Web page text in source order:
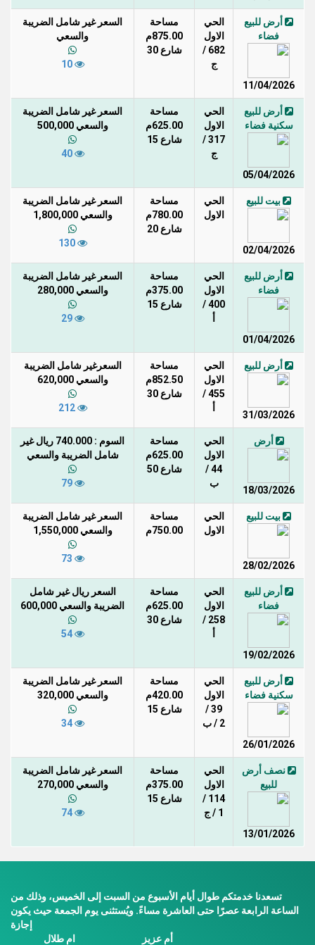
أرض للبيع
فضاء
11/04/2026
الحي
الاول
682 /
ج
مساحة
875.00م
شارع 30
السعر غير شامل الضريبة
والسعي
10
أرض للبيع
سكنية فضاء
05/04/2026
الحي
الاول
317 /
ج
مساحة
625.00م
شارع 15
السعر غير شامل الضريبة
والسعي 500,000
40
بيت للبيع
02/04/2026
الحي
الاول
مساحة
780.00م
شارع 20
السعر غير شامل الضريبة
والسعي 1,800,000
130
أرض للبيع
فضاء
01/04/2026
الحي
الاول
400 /
مساحة
375.00م
شارع 15
السعر غير شامل الضريبة
والسعي 280,000
29
أرض للبيع
31/03/2026
الحي
الاول
455 /
مساحة
852.50م
شارع 30
السعرغير شامل الضريبة
والسعي 620,000
212
أرض
18/03/2026
الحي
الاول
44 /
ب
مساحة
625.00م
شارع 50
السوم : 740.000 ريال غير
شامل الضريبة والسعي
79
بيت للبيع
28/02/2026
الحي
الاول
مساحة
750.00م
السعر غير شامل الضريبة
والسعي 1,550,000
أرض للبيع
فضاء
19/02/2026
الحي
الاول
258 /
مساحة
625.00م
شارع 30
السعر ريال غير شامل
الضريبة والسعي 600,000
54
أرض للبيع
سكنية فضاء
26/01/2026
الحي
الاول
39 /
2 / ب
مساحة
420.00م
شارع 15
السعر غير شامل الضريبة
والسعي 320,000
34
نصف أرض
للبيع
13/01/2026
الحي
الاول
114 /
1 / ج
مساحة
375.00م
شارع 15
السعر غير شامل الضريبة
والسعي 270,000
74
تسعدنا خدمتكم طوال أيام الأسبوع من السبت إلى الخميس، وذلك من
الساعة الرابعة عصرًا حتى العاشرة مساءً. ويُستثنى يوم الجمعة حيث يكون
إجازة
ام طلال
أم عزيز